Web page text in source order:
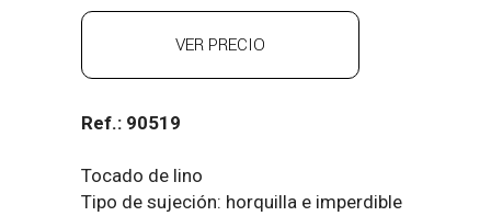
VER PRECIO
Ref.: 90519
Tocado de lino
Tipo de sujeción: horquilla e imperdible